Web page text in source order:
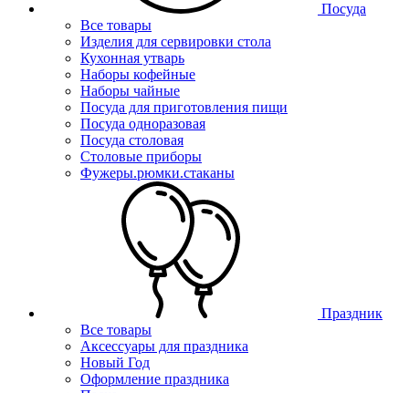
Посуда
Все товары
Изделия для сервировки стола
Кухонная утварь
Наборы кофейные
Наборы чайные
Посуда для приготовления пищи
Посуда одноразовая
Посуда столовая
Столовые приборы
Фужеры.рюмки.стаканы
Праздник
Все товары
Аксессуары для праздника
Новый Год
Оформление праздника